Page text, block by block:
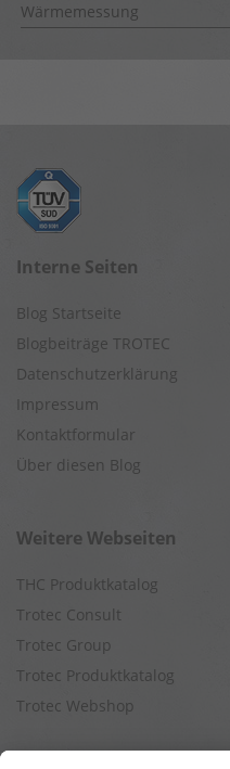
Wärmemessung
Interne Seiten
Blog Startseite
Blogbeiträge TROTEC
Datenschutzerklärung
Impressum
Kontaktformular
Über diesen Blog
Weitere Webseiten
THC Produktkatalog
Trotec Consult
Trotec Group
Trotec Produktkatalog
Trotec Webshop